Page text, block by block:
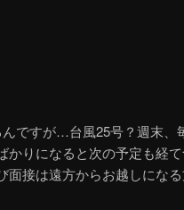
ですが…台風25号？週末、
かりになると次の予定も経
面接は遠方からお越しにな